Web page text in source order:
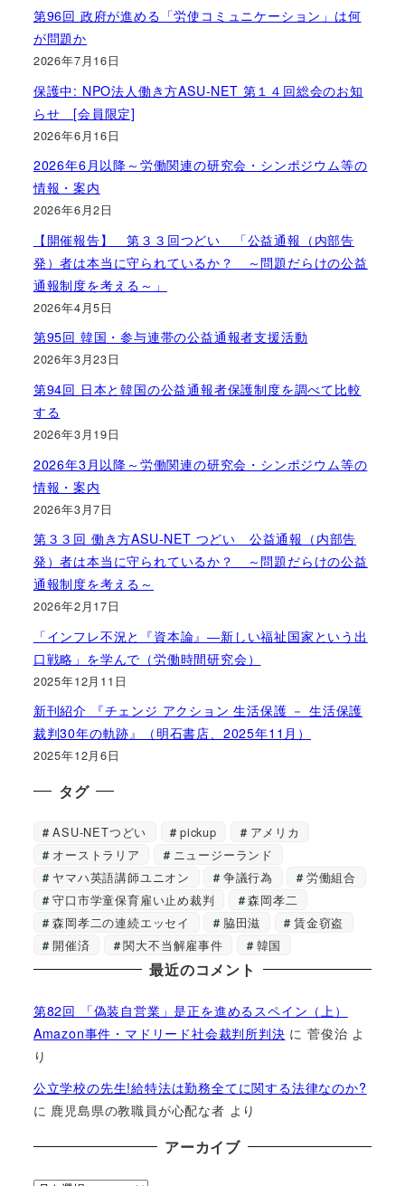
第96回 政府が進める「労使コミュニケーション」は何
が問題か
2026年7月16日
保護中: NPO法人働き方ASU-NET 第１４回総会のお知
らせ [会員限定]
2026年6月16日
2026年6月以降～労働関連の研究会・シンポジウム等の
情報・案内
2026年6月2日
【開催報告】 第３３回つどい 「公益通報（内部告
発）者は本当に守られているか？ ～問題だらけの公益
通報制度を考える～」
2026年4月5日
第95回 韓国・参与連帯の公益通報者支援活動
2026年3月23日
第94回 日本と韓国の公益通報者保護制度を調べて比較
する
2026年3月19日
2026年3月以降～労働関連の研究会・シンポジウム等の
情報・案内
2026年3月7日
第３３回 働き方ASU-NET つどい 公益通報（内部告
発）者は本当に守られているか？ ～問題だらけの公益
通報制度を考える～
2026年2月17日
「インフレ不況と『資本論』―新しい福祉国家という出
口戦略」を学んで（労働時間研究会）
2025年12月11日
新刊紹介 『チェンジ アクション 生活保護 － 生活保護
裁判30年の軌跡』（明石書店、2025年11月）
2025年12月6日
タグ
ASU-NETつどい pickup
アメリカ
オーストラリア
ニュージーランド
ヤマハ英語講師ユニオン
争議行為
労働組合
守口市学童保育雇い止め裁判
森岡孝二
森岡孝二の連続エッセイ
脇田滋
賃金窃盗
開催済
関大不当解雇事件 韓国
最近のコメント
第82回 「偽装自営業」是正を進めるスペイン（上）
Amazon事件・マドリード社会裁判所判決 に菅俊治 よ
り
公立学校の先生!給特法は勤務全てに関する法律なのか?
に 鹿児島県の教職員が心配な者 より
アーカイブ